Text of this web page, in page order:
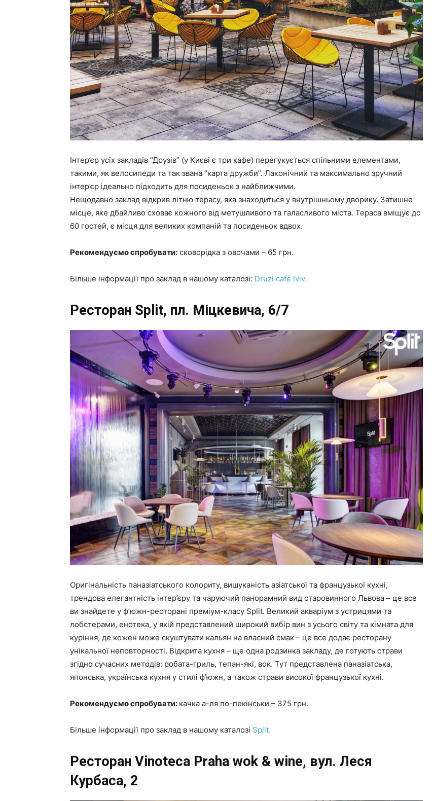
Інтер’єр усіх закладів “Друзів” (у Києві є три кафе) перегукується спільними елементами,
такими, як велосипеди та так звана “карта дружби”. Лаконічний та максимально зручний
інтер’єр ідеально підходить для посиденьок з найближчими.
Нещодавно заклад відкрив літню терасу, яка знаходиться у внутрішньому дворику. Затишне
місце, яке дбайливо сховає кожного від метушливого та галасливого міста. Тераса вміщує до
60 гостей, є місця для великих компаній та посиденьок вдвох.
Рекомендуємо спробувати: сковорідка з овочами – 65 грн.
Більше інформації про заклад в нашому каталозі: Druzi café lviv.
Ресторан Split, пл. Міцкевича, 6/7
Оригінальність паназіатського колориту, вишуканість азіатської та французької кухні,
трендова елегантність інтер’єру та чаруючий панорамний вид старовинного Львова – це все
ви знайдете у ф’южн-ресторані преміум-класу Split. Великий акваріум з устрицями та
лобстерами, енотека, у якій представлений широкий вибір вин з усього світу та кімната для
куріння, де кожен може скуштувати кальян на власний смак – це все додає ресторану
унікальної неповторності. Відкрита кухня – ще одна родзинка закладу, де готують страви
згідно сучасних методів: робата-гриль, тепан-які, вок. Тут представлена паназіатська,
японська, українська кухня у стилі ф’южн, а також страви високої французької кухні.
Рекомендуємо спробувати: качка а-ля по-пекінськи – 375 грн.
Більше інформації про заклад в нашому каталозі Split.
Ресторан Vinoteca Praha wok & wine, вул. Леся
Курбаса, 2